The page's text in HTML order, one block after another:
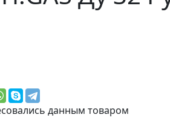
данным товаром